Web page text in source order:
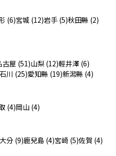
(6)宮城 (12)岩手 (5)秋田縣 (2)
古屋 (51)山梨 (12)輕井澤 (6)
石川 (25)愛知縣 (19)新潟縣 (4)
(4)岡山 (4)
大分 (9)鹿兒島 (4)宮崎 (5)佐賀 (4)